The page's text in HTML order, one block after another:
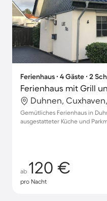
Ferienhaus ∙ 4 Gäste ∙ 2
Ferienhaus mit Grill
Duhnen,
Gemütliches Ferienhaus in
ausgestatteter Küche und
ab 120 €
pro Nacht